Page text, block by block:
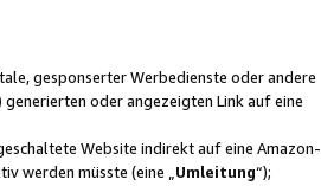
gesponserter Werbedienste oder andere
generierten oder angezeigten Link auf eine
Website indirekt auf eine Amazon-
werden müsste (eine „ Umleitung“);